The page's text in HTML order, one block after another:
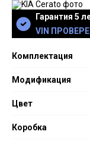
Гарантия 5
VIN
Комплектация
Модификация
Цвет
Коробка